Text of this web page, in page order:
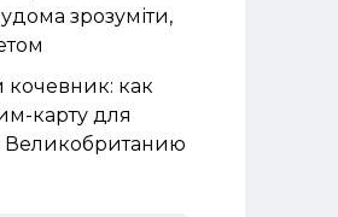
зрозуміти,
как
карту для
Великобританию